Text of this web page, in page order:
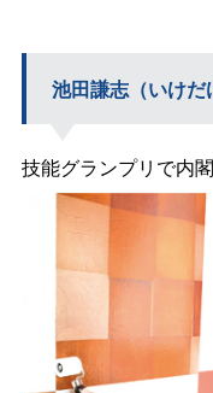
池田謙志（いけだ
技能グランプリで内